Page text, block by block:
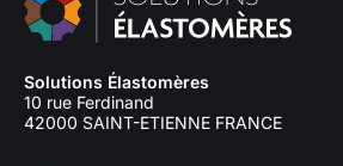
Solutions Élastomères
10 rue Ferdinand
42000 SAINT-ETIENNE FRANCE